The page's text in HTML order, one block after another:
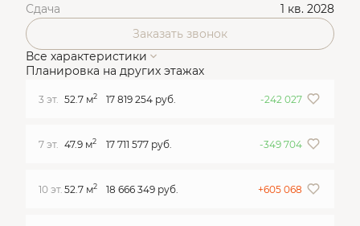
Сдача
1 кв. 2028
Заказать звонок
Все характеристики
Планировка на других этажах
3 эт. 52.7 м2 17 819 254 руб. -242 027
7 эт. 47.9 м2 17 711 577 руб. -349 704
10 эт. 52.7 м2 18 666 349 руб. +605 068